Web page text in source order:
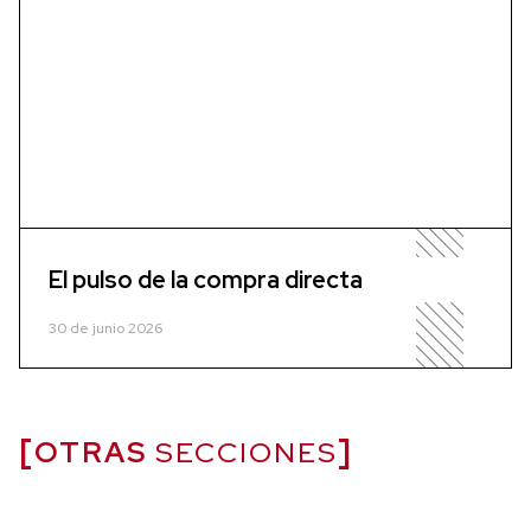
El pulso de la compra directa
30 de junio 2026
OTRAS SECCIONES